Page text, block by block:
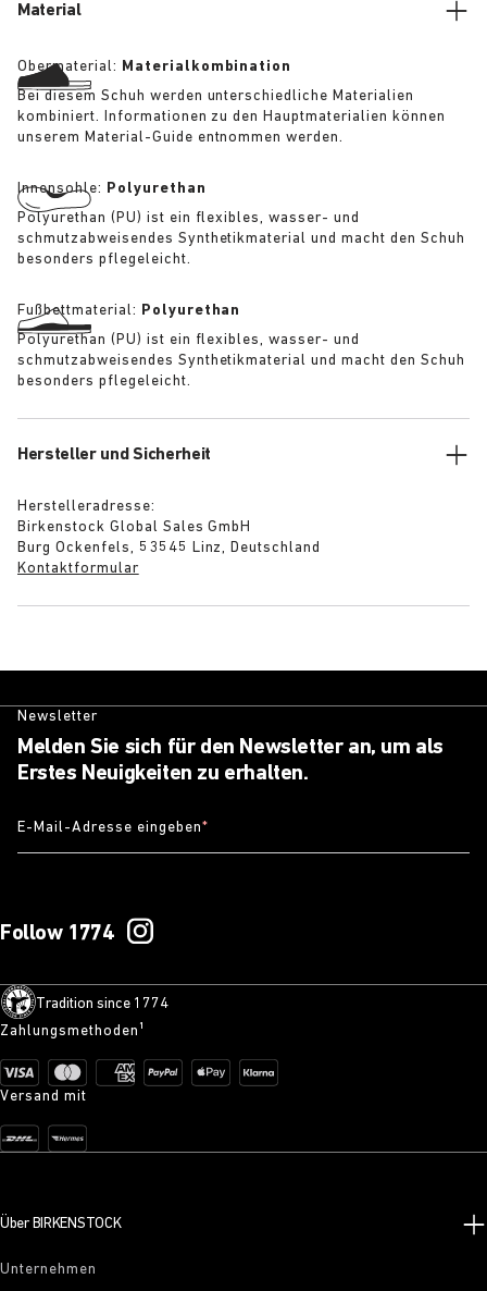
wasserfeste Version von BIRKENSTOCKs legendärem
Material
Obermaterial: Materialkombination
Bei diesem Schuh werden unterschiedliche Materialien
kombiniert. Informationen zu den Hauptmaterialien können
unserem Material-Guide entnommen werden.
Innensohle: Polyurethan
Polyurethan (PU) ist ein flexibles, wasser- und
schmutzabweisendes Synthetikmaterial und macht den Schuh
besonders pflegeleicht.
Fußbettmaterial: Polyurethan
Polyurethan (PU) ist ein flexibles, wasser- und
schmutzabweisendes Synthetikmaterial und macht den Schuh
besonders pflegeleicht.
Hersteller und Sicherheit
Herstelleradresse:
Birkenstock Global Sales GmbH
Burg Ockenfels, 53545 Linz, Deutschland
Kontaktformular
Newsletter
Melden Sie sich für den Newsletter an, um als
Erstes Neuigkeiten zu erhalten.
E-Mail-Adresse eingeben*
Follow 1774
Tradition since 1774
Zahlungsmethoden¹
Versand mit
Über BIRKENSTOCK
Unternehmen